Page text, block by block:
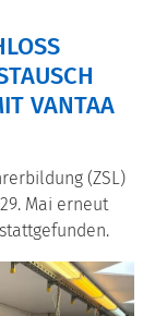
VANTAA
(ZSL)
Mai erneut